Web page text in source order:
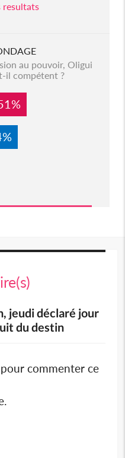
resultats
au pouvoir, Oligui
il compétent ?
jeudi déclaré jour
du destin
commenter ce